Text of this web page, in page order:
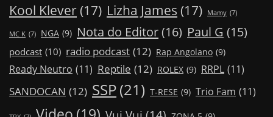
Kool Klever (17) Lizha James (17) Mamy (7)
MC K (7) NGA (9) Nota do Editor(16) Paul G (15)
podcast (10) radio podcast (12) Rap Angolano (9)
Ready Neutro (11) Reptile (12) ROLEX (9) RRPL (11)
SANDOCAN (12) SSP(21) T-RESE (9) Trio Fam (11)